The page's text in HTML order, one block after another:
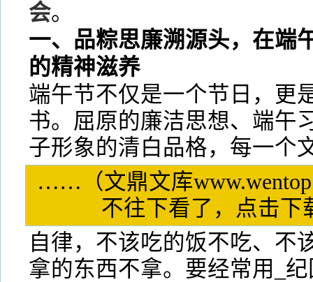
会。
一、品粽思廉溯源头，在端
的精神滋养
端午节不仅是一个节日，更
书。屈原的廉洁思想、端午
子形象的清白品格，每一个
……（文鼎文库
不往下看了，点击
自律，不该吃的饭不吃、不
拿的东西不拿。要经常用_